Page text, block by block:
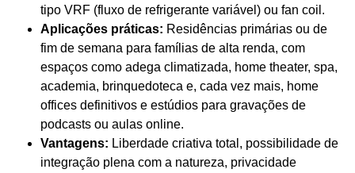
tipo VRF (fluxo de refrigerante variável) ou fan coil.
Aplicações práticas: Residências primárias ou de
fim de semana para famílias de alta renda, com
espaços como adega climatizada, home theater, spa,
academia, brinquedoteca e, cada vez mais, home
offices definitivos e estúdios para gravações de
podcasts ou aulas online.
Vantagens: Liberdade criativa total, possibilidade de
integração plena com a natureza, privacidade